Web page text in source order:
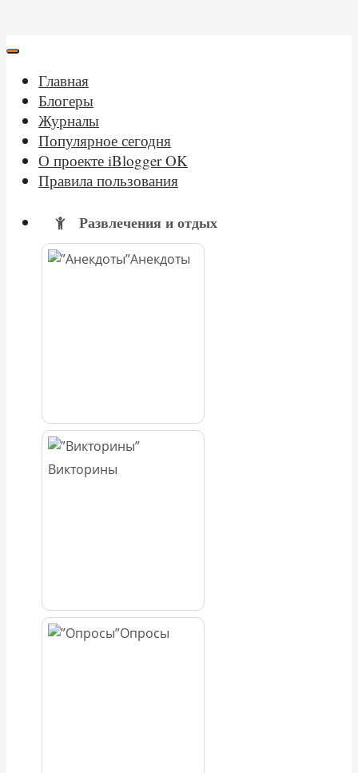
Главная
Блогеры
Журналы
Популярное сегодня
О проекте iBlogger OK
Правила пользования
Развлечения и отдых
Анекдоты
Викторины
Опросы